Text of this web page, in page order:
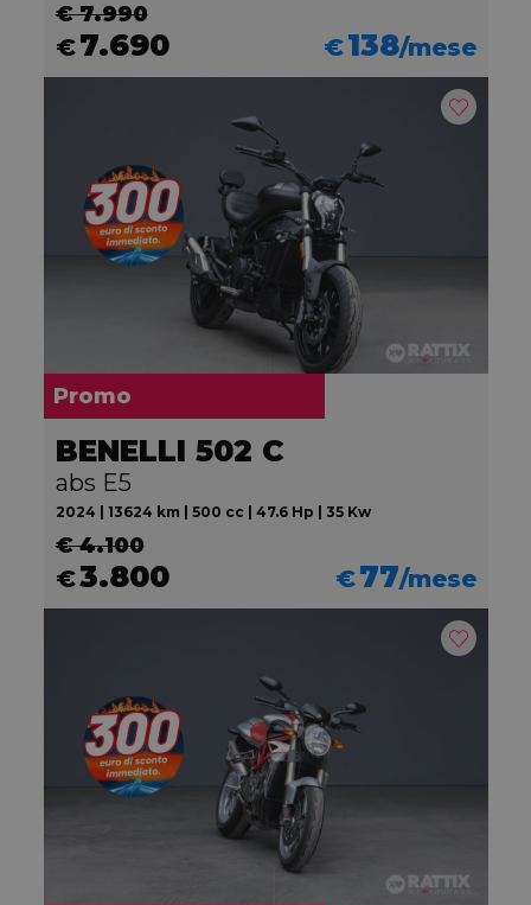
€ 7.990
€7.690 €138/mese
Promo
BENELLI 502 C
abs E5
2024 | 13624 km | 500 cc | 47.6 Hp | 35 Kw
€ 4.100
€3.800 €77/mese